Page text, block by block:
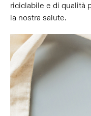
riciclabile e di qualità
la nostra salute.